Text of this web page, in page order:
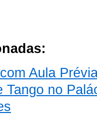
Aula
Tango no